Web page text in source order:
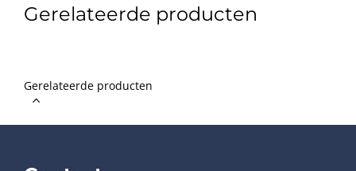
◦ Inclusief het nieuwe AT-VM95E Dual Moving Magnet
HS6 headshell, met los vervangbare naalden. Een element
Gerelateerde producten
Gerelateerde producten